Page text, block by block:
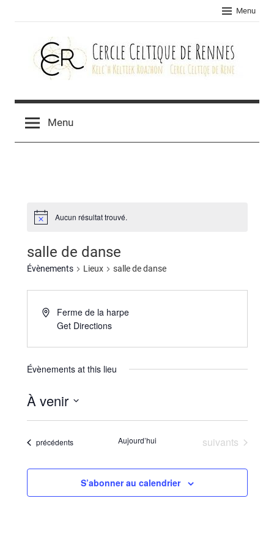
Menu
Cercle
celtique
Menu
Aucun résultat trouvé.
salle de danse
Évènements Lieux salle de danse
Ferme de la harpe
Get Directions
Évènements at this lieu
À venir
Sélectionnez
Évènements
précédents Aujourd’hui Évènements
suivants
S’abonner au calendrier